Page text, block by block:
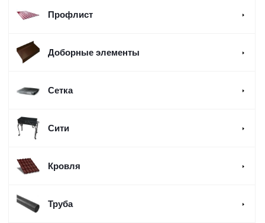
Профлист
Доборные элементы
Сетка
Сити
Кровля
Труба